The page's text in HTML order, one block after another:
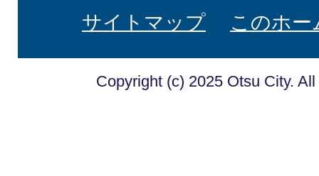
サイトマップ このホ
Copyright (c) 2025 Otsu City.